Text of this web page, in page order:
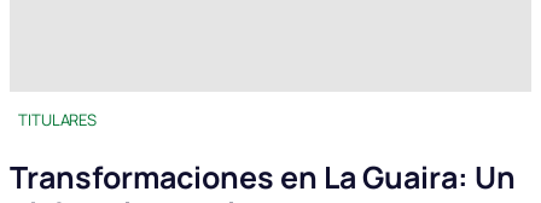
TITULARES
Transformaciones en La Guaira: Un